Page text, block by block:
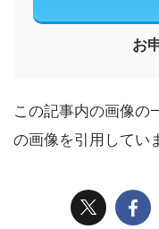
お
この記事内の画像の
の画像を引用してい